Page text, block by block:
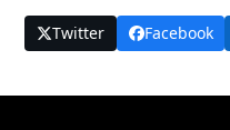
Twitter Facebook